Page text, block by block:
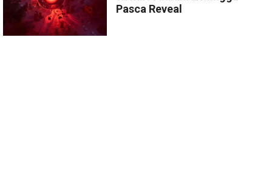
Pasca Reveal